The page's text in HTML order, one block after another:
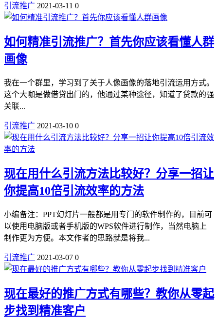
引流推广 2021-03-11 0
如何精准引流推广？首先你应该看懂人群
画像
我在一个群里，学习到了关于人像画像的落地引流运用方式。
这个大咖是做借贷出门的，他通过某种途径，知道了贷款的强
关联...
引流推广 2021-03-10 0
现在用什么引流方法比较好？分享一招让
你提高10倍引流效率的方法
小编备注：PPT幻灯片一般都是用专门的软件制作的，目前可
以使用电脑版或者手机版的WPS软件进行制作，当然电脑上
制作更为方便。本文作者的思路就是将我...
引流推广 2021-03-07 0
现在最好的推广方式有哪些？教你从零起
步找到精准客户